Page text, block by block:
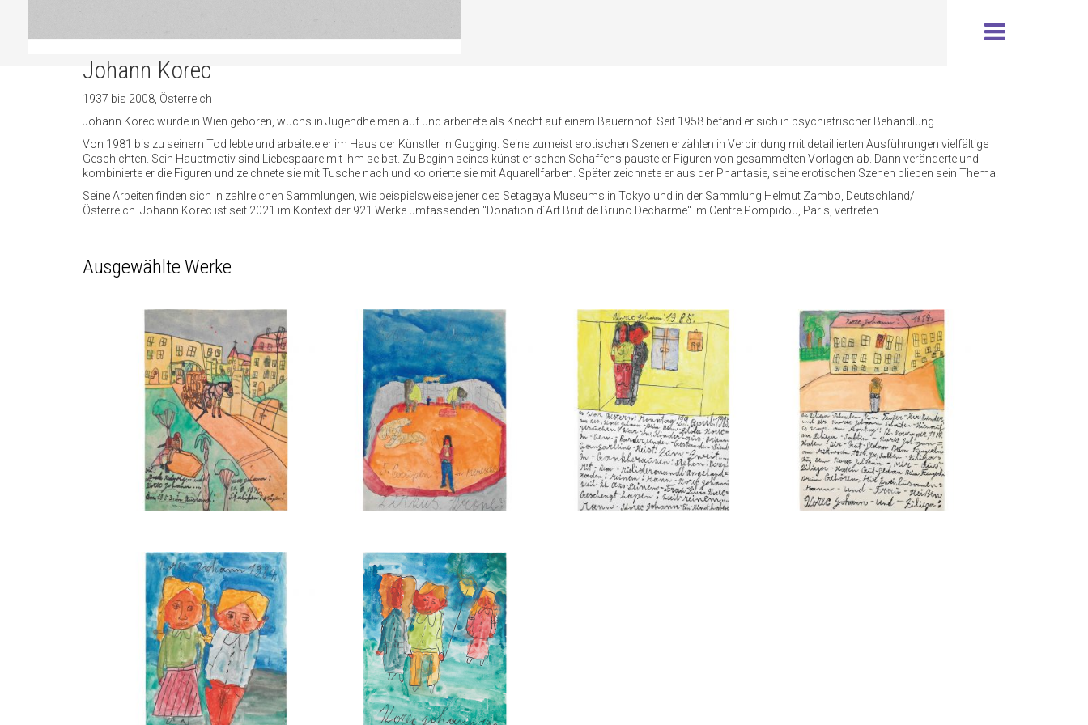
Johann Korec
1937 bis 2008, Österreich
Johann Korec wurde in Wien geboren, wuchs in Jugendheimen auf und arbeitete als Knecht auf einem Bauernhof. Seit 1958 befand er sich in psychiatrischer Behandlung.
Von 1981 bis zu seinem Tod lebte und arbeitete er im Haus der Künstler in Gugging. Seine zumeist erotischen Szenen erzählen in Verbindung mit detaillierten Ausführungen vielfältige
Geschichten. Sein Hauptmotiv sind Liebespaare mit ihm selbst. Zu Beginn seines künstlerischen Schaffens pauste er Figuren von gesammelten Vorlagen ab. Dann veränderte und
kombinierte er die Figuren und zeichnete sie mit Tusche nach und kolorierte sie mit Aquarellfarben. Später zeichnete er aus der Phantasie, seine erotischen Szenen blieben sein Thema.
Seine Arbeiten finden sich in zahlreichen Sammlungen, wie beispielsweise jener des Setagaya Museums in Tokyo und in der Sammlung Helmut Zambo, Deutschland/
Österreich. Johann Korec ist seit 2021 im Kontext der 921 Werke umfassenden "Donation d´Art Brut de Bruno Decharme" im Centre Pompidou, Paris, vertreten.
Ausgewählte Werke